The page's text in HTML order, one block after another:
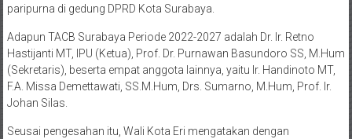
paripurna di gedung DPRD Kota Surabaya.
Adapun TACB Surabaya Periode 2022-2027 adalah Dr. Ir. Retno
Hastijanti MT, IPU (Ketua), Prof. Dr. Purnawan Basundoro SS, M.Hum
(Sekretaris), beserta empat anggota lainnya, yaitu Ir. Handinoto MT,
F.A. Missa Demettawati, SS.M.Hum, Drs. Sumarno, M.Hum, Prof. Ir.
Johan Silas.
Seusai pengesahan itu, Wali Kota Eri mengatakan dengan